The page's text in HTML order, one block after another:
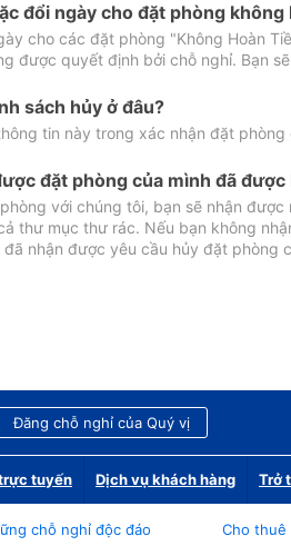
đổi ngày cho đặt phòng
cho các đặt phòng "Không Hoàn
được quyết định bởi chỗ nghỉ. Bạn
sách hủy ở đâu?
tin này trong xác nhận đặt phòng
đặt phòng của mình đã được
với chúng tôi, bạn sẽ nhận
thư mục thư rác. Nếu bạn không
nhận được yêu cầu hủy đặt phòng
Đăng chỗ nghỉ của Quý vị
tuyến Dịch vụ khách hàng Trở
chỗ nghỉ độc đáo
Cho thuê